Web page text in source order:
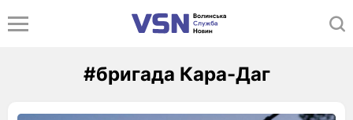
#бригада Кара-Даг